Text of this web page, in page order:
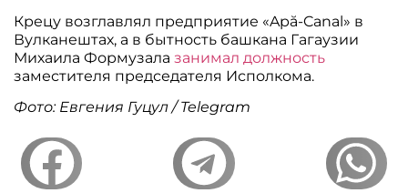
Крецу возглавлял предприятие «Apă-Canal» в
Вулканештах, а в бытность башкана Гагаузии
Михаила Формузалазанимал должность
заместителя председателя Исполкома.
Фото: Евгения Гуцул / Telegram